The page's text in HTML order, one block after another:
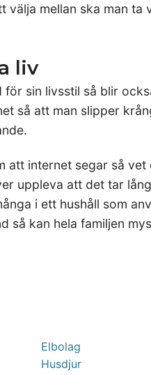
välja mellan ska man
liv
sin livsstil så blir
så att man slipper
att internet segar så
uppleva att det tar
i ett hushåll som
så kan hela familjen
Elbolag
Husdjur